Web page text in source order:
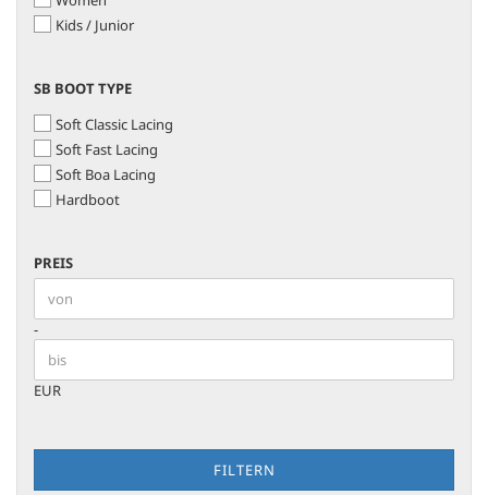
Kids / Junior
SB
TYPE
SB BOOT TYPE
Soft Classic Lacing
Soft Fast Lacing
Soft Boa Lacing
Hardboot
PREIS
PREIS
Preis bis
-
EUR
FILTERN